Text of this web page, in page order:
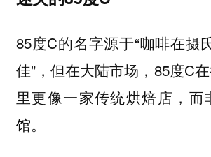
85度C的名字源于“咖啡在摄
佳”，但在大陆市场，85度C
里更像一家传统烘焙店，而
馆。